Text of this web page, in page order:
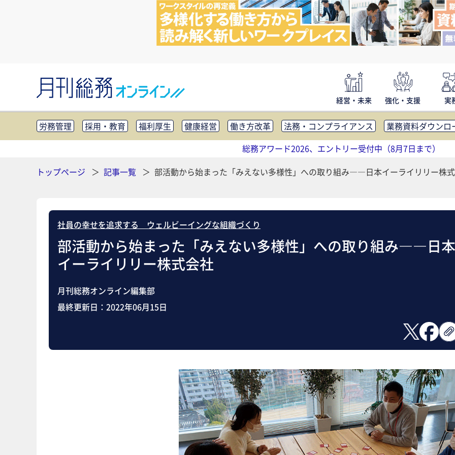
経営・未来 強化・支援 実
労務管理 採用・教育 福利厚生 健康経営 働き方改革 法務・コンプライアンス
業務資料ダウンロ
知財管理
リスクマネジメント・BCP 社外・社内広報 社外・社内コミュニケーション活性化
FM・オフ
助成金・補助金・コスト削減 アウトソーシング・BPO
調査・レ
総務アワード2026、エントリー受付中（8月7日まで）
トップページ
記事一覧 部活動から始まった「みえない多様性」への取り組み――日本イーライリリー株
社員の幸せを追求する ウェルビーイングな組織づくり
部活動から始まった「みえない多様性」への取り組み――日本
イーライリリー株式会社
月刊総務オンライン編集部
最終更新日： 2022年06月15日